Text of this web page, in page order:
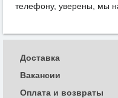
телефону, уверены, мы
Доставка
Вакансии
Оплата и возвраты